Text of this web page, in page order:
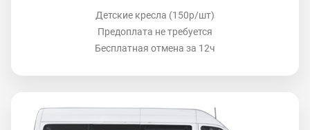
Детские кресла (150р/шт)
Предоплата не требуется
Бесплатная отмена за 12ч